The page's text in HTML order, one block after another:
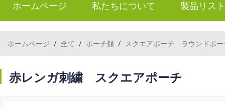
ホームページ 私たちについて 製品リスト
ホームページ / 全て / ポーチ類 / スクエアポーチ ラウンドポー
赤レンガ刺繍 スクエアポーチ